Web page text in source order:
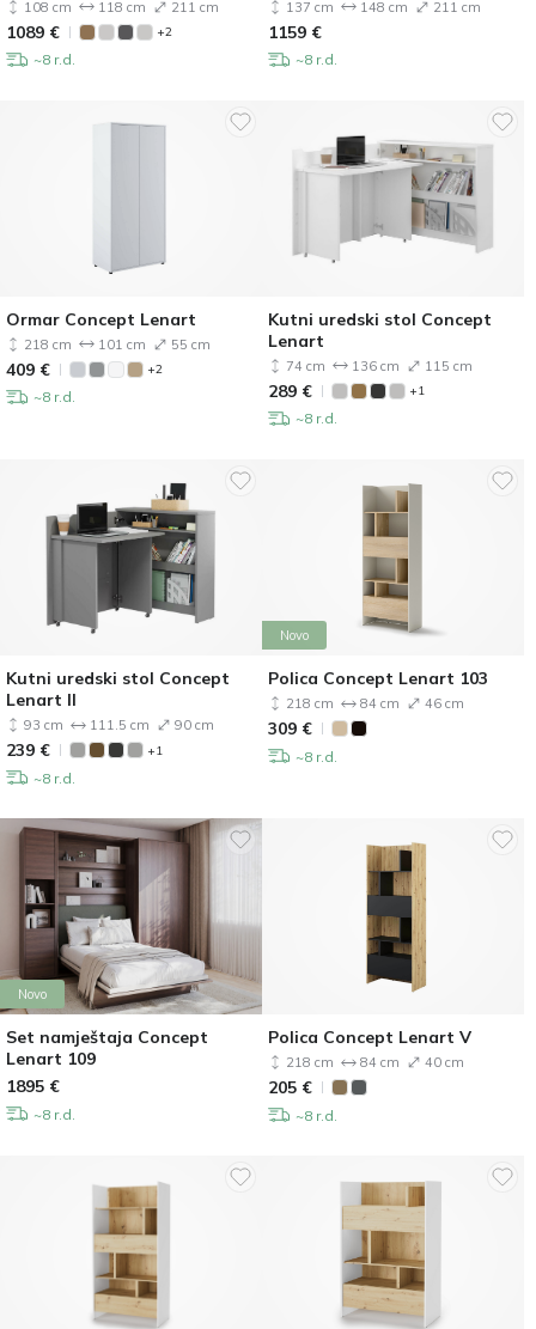
108 cm 118 cm 211 cm
1089 € +2
~8 r.d.
137 cm 148 cm 211 cm
1159 €
~8 r.d.
Ormar Concept Lenart
218 cm 101 cm 55 cm
409 € +2
~8 r.d.
Kutni uredski stol Concept
Lenart
74 cm 136 cm 115 cm
289 € +1
~8 r.d.
Kutni uredski stol Concept
Lenart II
93 cm 111.5 cm 90 cm
239 € +1
~8 r.d.
Novo
Polica Concept Lenart 103
218 cm 84 cm 46 cm
309 €
~8 r.d.
Novo
Set namještaja Concept
Lenart 109
1895 €
~8 r.d.
Polica Concept Lenart V
218 cm 84 cm 40 cm
205 €
~8 r.d.